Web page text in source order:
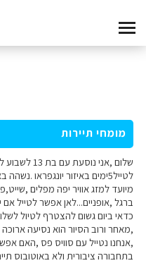
מומחי תיירות
שלום ,אני נוסעת
לטייל5ימים באיזור יונגפראו
מיועד למזג אוויר יפה מפלים
ברגל ,אופניים...לאן אפשר לטייל
כדאי ביום גשום להצטרף לטיול
,מאחר ורוב הסיור הוא נסיעה
,אנחנו נטייל עם סוויס פס ,האם
בתחבורה ציבורית ולא באוטובוס